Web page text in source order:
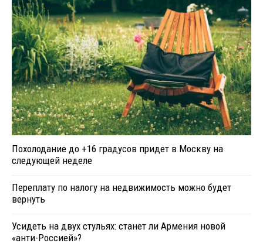
Похолодание до +16 градусов придет в Москву на
следующей неделе
Переплату по налогу на недвижимость можно будет
вернуть
Усидеть на двух стульях: станет ли Армения новой
«анти-Россией»?